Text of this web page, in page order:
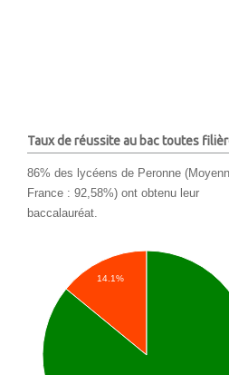
Taux de réussite au bac toutes
86% des lycéens de Peronne
France : 92,58%) ont obtenu leur
baccalauréat.
14.1%